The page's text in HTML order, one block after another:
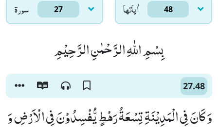
سورۃ 27 اٰياتها 48
بِسْمِ اللّٰهِ الرَّحْمٰنِ الرَّحِیْمِ
27.48
وَ كَانَ فِی الْمَدِیْنَةِ تِسْعَةُ رَهْطٍ یُّفْسِدُوْنَ فِی الْاَرْضِ وَ